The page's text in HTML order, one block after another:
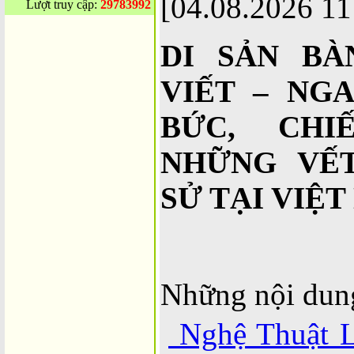
Lượt truy cập: 29783992
[04.08.2026
DI SẢN
VIẾT –
BỨC,
NHỮNG
SỬ TẠI
Những nội
Nghệ Thuật